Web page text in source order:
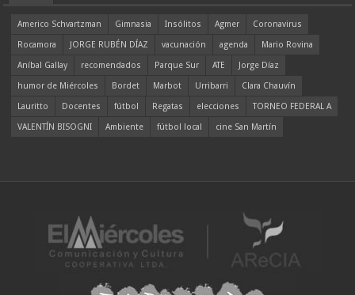
Americo Schvartzman Gimnasia Insólitos Agmer
Coronavirus
Rocamora
JORGE RUBÉN DÍAZ vacunación agenda
Mario Rovina
Aníbal Gallay
recomendados Parque Sur ATE
Jorge Díaz
humor de Miércoles
Bordet Marbot Urribarri
Clara Chauvín
Lauritto
Docentes fútbol Regatas elecciones
TORNEO FEDERAL A
VALENTÍN BISOGNI
Ambiente fútbol local cine San Martín